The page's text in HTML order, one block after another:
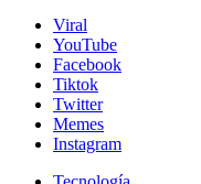
Viral
YouTube
Facebook
Tiktok
Twitter
Memes
Instagram